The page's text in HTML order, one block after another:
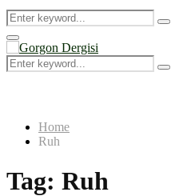
Search
for:
Search
Primary
Menu
Search
for:
Search
Home
Ruh
Tag: Ruh